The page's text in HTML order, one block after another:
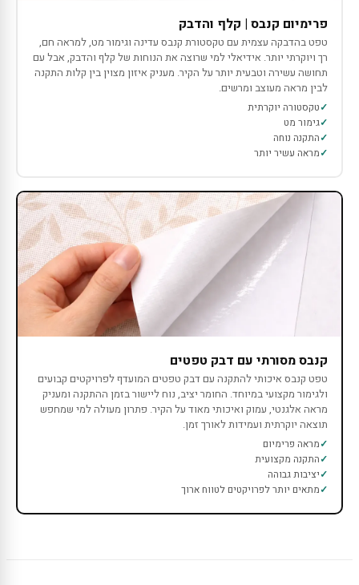
פרימיום קנבס | קלף והדבק
טפט בהדבקה עצמית עם טקסטורת קנבס עדינה וגימור מט, למראה חם,
רך ויוקרתי יותר. אידיאלי למי שרוצה את הנוחות של קלף והדבק, אבל עם
תחושה עשירה וטבעית יותר על הקיר. מעניק איזון מצוין בין קלות התקנה
לבין מראה מעוצב ומרשים.
טקסטורה יוקרתית
גימור מט
התקנה נוחה
מראה עשיר יותר
קנבס מסורתי עם דבק טפטים
טפט קנבס איכותי להתקנה עם דבק טפטים המועדף לפרויקטים קבועים
ולגימור מקצועי במיוחד. החומר יציב, נוח ליישור בזמן ההתקנה ומעניק
מראה אלגנטי, עמוק ואיכותי מאוד על הקיר. פתרון מעולה למי שמחפש
תוצאה יוקרתית ועמידות לאורך זמן.
מראה פרימיום
התקנה מקצועית
יציבות גבוהה
מתאים יותר לפרויקטים לטווח ארוך